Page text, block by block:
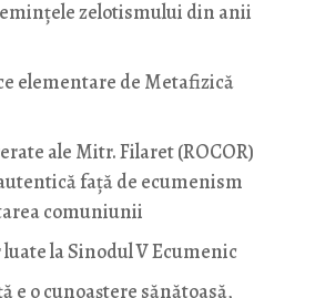
zelotismului din anii
elementare de Metafizică
ale Mitr. Filaret (ROCOR)
față de ecumenism
comuniunii
la Sinodul V Ecumenic
e o cunoaștere sănătoasă,